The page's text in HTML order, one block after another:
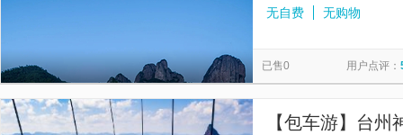
无自费
无购物
已售0 用户点评：
【包车游】台